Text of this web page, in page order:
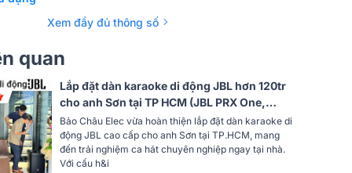
150Ω)
121 dB
tương
28 dB SPL
Xem đầy đủ thông số
quan
Lắp đặt dàn karaoke di động JBL hơn 120tr
cho anh Sơn tại TP HCM (JBL PRX One,
Shure SM58LC)
Bảo Châu Elec vừa hoàn thiện lắp đặt dàn karaoke di
động JBL cao cấp cho anh Sơn tại TP.HCM, mang
đến trải nghiệm ca hát chuyên nghiệp ngay tại nhà.
Với cấu h&i